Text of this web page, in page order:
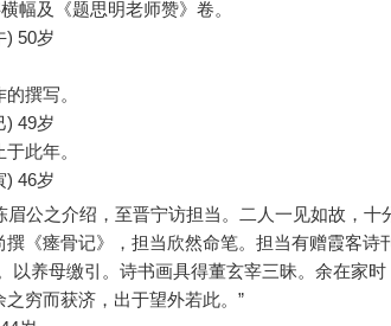
幅及《题思明老师赞》卷。
) 50岁
撰写。
) 49岁
此年。
) 46岁
眉公之介绍，至晋宁访担当。二人一见如故，
《瘗骨记》，担当欣然命笔。担当有赠霞客诗
以养母缴引。诗书画具得董玄宰三昧。余在
穷而获济，出于望外若此。”